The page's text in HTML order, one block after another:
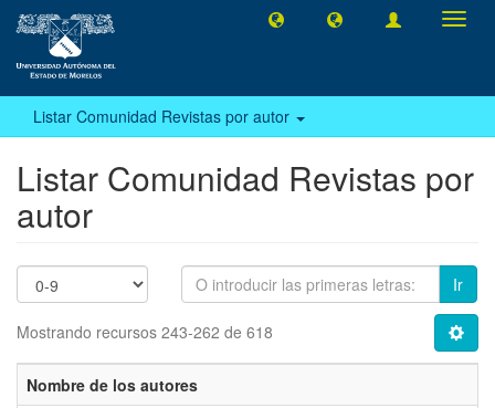
Listar Comunidad Revistas por autor
Listar Comunidad Revistas por
autor
Ir
Mostrando recursos 243-262 de 618
Nombre de los autores